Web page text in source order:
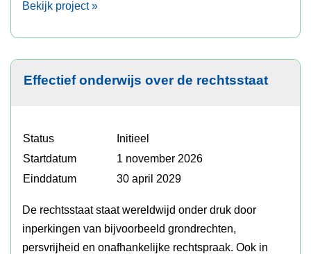
Bekijk project »
Effectief onderwijs over de rechtsstaat
Status
Initieel
Startdatum
1 november 2026
Einddatum
30 april 2029
De rechtsstaat staat wereldwijd onder druk door
inperkingen van bijvoorbeeld grondrechten,
persvrijheid en onafhankelijke rechtspraak. Ook in